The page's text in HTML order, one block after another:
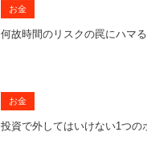
お金
何故時間のリスクの罠にハマ
お金
投資で外してはいけない1つの